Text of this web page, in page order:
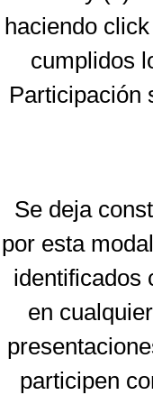
haciendo
cumplidos
Participación
Se deja
por esta
identificados
en
participen